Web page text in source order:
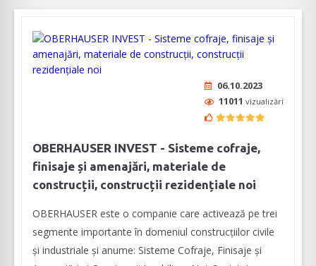
06.10.2023
11011 vizualizări
OBERHAUSER INVEST - Sisteme cofraje,
finisaje și amenajări, materiale de
construcții, construcții rezidențiale noi
OBERHAUSER este o companie care activează pe trei
segmente importante în domeniul construcțiilor civile
și industriale și anume: Sisteme Cofraje, Finisaje și